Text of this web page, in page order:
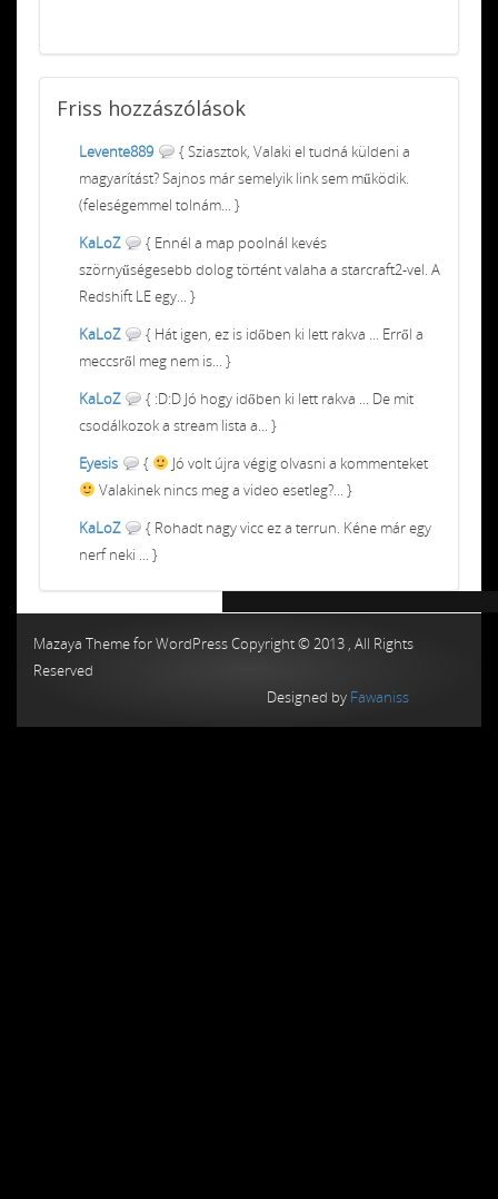
Friss hozzászólások
Levente889
{ Sziasztok, Valaki el tudná küldeni a
magyarítást? Sajnos már semelyik link sem működik.
(feleségemmel tolnám... }
KaLoZ
{ Ennél a map poolnál kevés
szörnyűségesebb dolog történt valaha a starcraft2-vel. A
Redshift LE egy... }
KaLoZ
{ Hát igen, ez is időben ki lett rakva ... Erről a
meccsről meg nem is... }
KaLoZ
{ :D:D Jó hogy időben ki lett rakva ... De mit
csodálkozok a stream lista a... }
Eyesis
{
Jó volt újra végig olvasni a kommenteket
Valakinek nincs meg a video esetleg?... }
KaLoZ
{ Rohadt nagy vicc ez a terrun. Kéne már egy
nerf neki ... }
Mazaya Theme for WordPress Copyright © 2013 , All Rights
Reserved
Designed by Fawaniss